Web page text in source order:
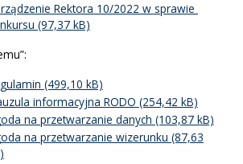
Rektora 10/2022 w sprawie
informacyjna RODO
na przetwarzanie danych
na przetwarzanie wizerunku